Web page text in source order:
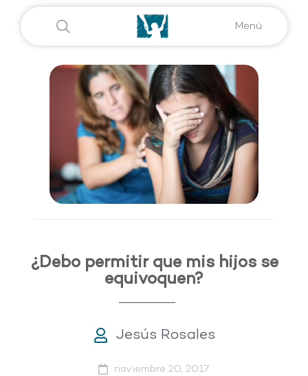
Menú
¿Debo permitir que mis hijos se
equivoquen?
Jesús Rosales
noviembre 20, 2017